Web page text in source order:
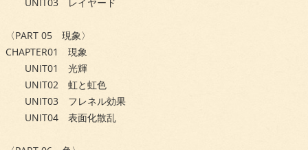
〈PART 05 現象〉
CHAPTER01 現象
UNIT01 光輝
UNIT02 虹と虹色
UNIT03 フレネル効果
UNIT04 表面化散乱